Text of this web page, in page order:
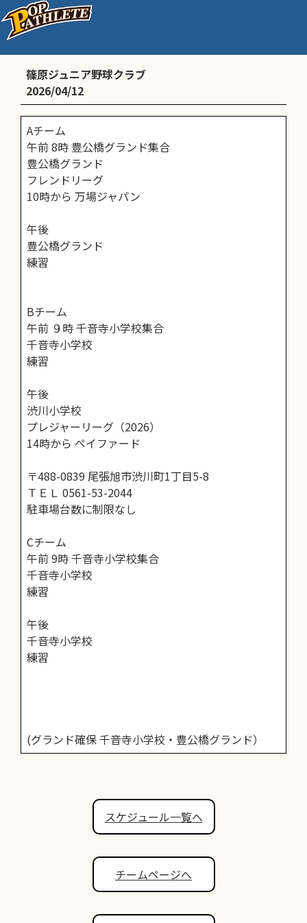
A・B・Cチーム
篠原ジュニア野球クラブ
2026/04/12
Aチーム
午前 8時 豊公橋グランド集合
豊公橋グランド
フレンドリーグ
10時から 万場ジャパン
午後
豊公橋グランド
練習
Bチーム
午前 ９時 千音寺小学校集合
千音寺小学校
練習
午後
渋川小学校
プレジャーリーグ（2026）
14時から ペイファード
〒488-0839 尾張旭市渋川町1丁目5-8
ＴＥＬ 0561-53-2044
駐車場台数に制限なし
Cチーム
午前 9時 千音寺小学校集合
千音寺小学校
練習
午後
千音寺小学校
練習
(グランド確保 千音寺小学校・豊公橋グランド）
スケジュール一覧へ
チームページへ